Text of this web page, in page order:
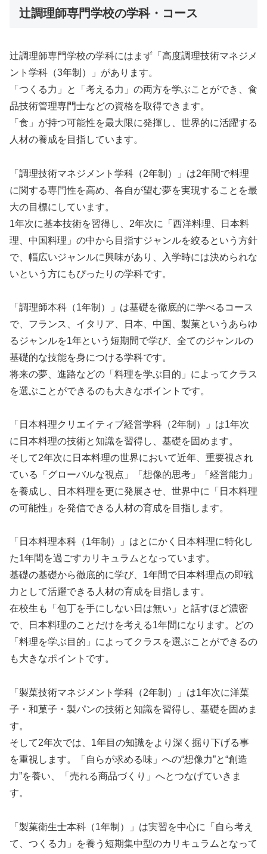
辻調理師専門学校の学科・コース
辻調理師専門学校の学科にはまず「高度調理技術マネジメ
ント学科（3年制）」があります。
「つくる力」と「考える力」の両方を学ぶことができ、食
品技術管理専門士などの資格を取得できます。
「食」が持つ可能性を最大限に発揮し、世界的に活躍する
人材の養成を目指しています。
「調理技術マネジメント学科（2年制）」は2年間で料理
に関する専門性を高め、各自が望む夢を実現することを最
大の目標にしています。
1年次に基本技術を習得し、2年次に「西洋料理、日本料
理、中国料理」の中から目指すジャンルを絞るという方針
で、幅広いジャンルに興味があり、入学時には決められな
いという方にもぴったりの学科です。
「調理師本科（1年制）」は基礎を徹底的に学べるコース
で、フランス、イタリア、日本、中国、製菓というあらゆ
るジャンルを1年という短期間で学び、全てのジャンルの
基礎的な技能を身につける学科です。
将来の夢、進路などの「料理を学ぶ目的」によってクラス
を選ぶことができるのも大きなポイントです。
「日本料理クリエイティブ経営学科（2年制）」は1年次
に日本料理の技術と知識を習得し、基礎を固めます。
そして2年次に日本料理の世界において近年、重要視され
ている「グローバルな視点」「想像的思考」「経営能力」
を養成し、日本料理を更に発展させ、世界中に「日本料理
の可能性」を発信できる人材の育成を目指します。
「日本料理本科（1年制）」はとにかく日本料理に特化し
た1年間を過ごすカリキュラムとなっています。
基礎の基礎から徹底的に学び、1年間で日本料理点の即戦
力として活躍できる人材の育成を目指します。
在校生も「包丁を手にしない日は無い」と話すほど濃密
で、日本料理のことだけを考える1年間になります。どの
「料理を学ぶ目的」によってクラスを選ぶことができるの
も大きなポイントです。
「製菓技術マネジメント学科（2年制）」は1年次に洋菓
子・和菓子・製パンの技術と知識を習得し、基礎を固めま
す。
そして2年次では、1年目の知識をより深く掘り下げる事
を重視します。「自らが求める味」への“想像力”と“創造
力”を養い、「売れる商品づくり」へとつなげていきま
す。
「製菓衛生士本科（1年制）」は実習を中心に「自ら考え
て、つくる力」を養う短期集中型のカリキュラムとなって